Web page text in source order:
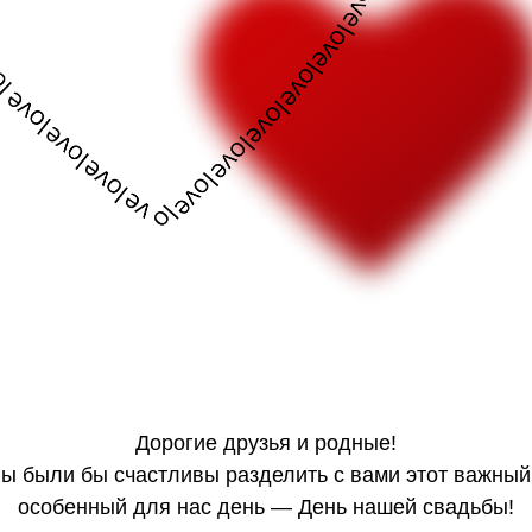
Дорогие друзья и родные!
были бы счастливы разделить с вами этот
особенный для нас день — День нашей свадьбы!